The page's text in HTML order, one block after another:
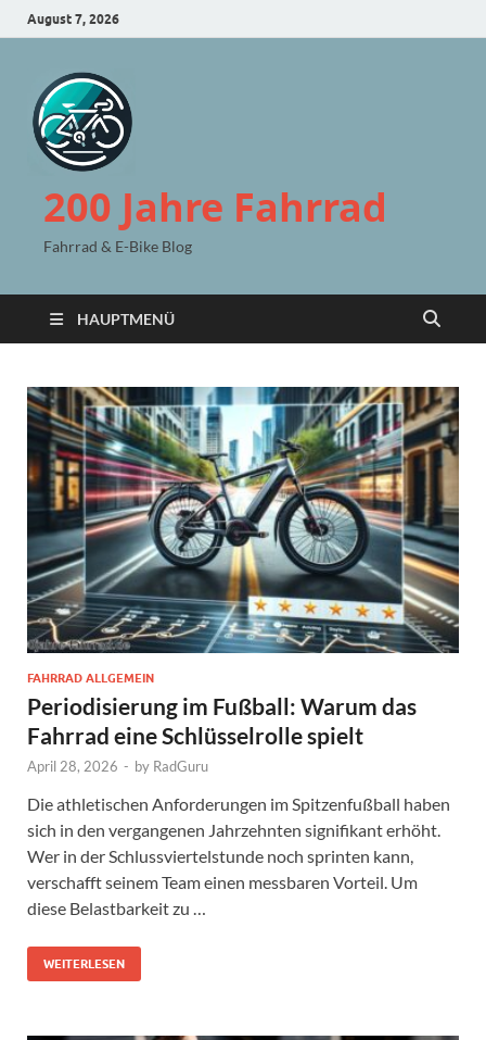
August 7, 2026
200 Jahre Fahrrad
Fahrrad & E-Bike Blog
HAUPTMENÜ
FAHRRAD ALLGEMEIN
Periodisierung im Fußball: Warum das
Fahrrad eine Schlüsselrolle spielt
April 28, 2026 - by RadGuru
Die athletischen Anforderungen im Spitzenfußball haben
sich in den vergangenen Jahrzehnten signifikant erhöht.
Wer in der Schlussviertelstunde noch sprinten kann,
verschafft seinem Team einen messbaren Vorteil. Um
diese Belastbarkeit zu …
WEITERLESEN